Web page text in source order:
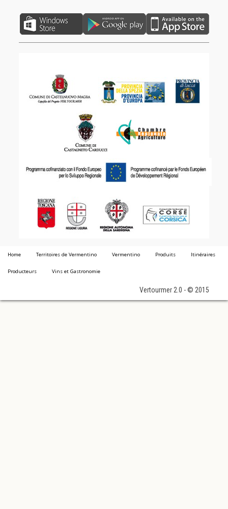
Home Territoires de Vermentino Vermentino Produits Itinéraires
Producteurs Vins et Gastronomie
Vertourmer 2.0 - © 2015